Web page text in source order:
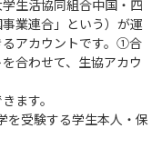
生活協同組合中国・四
業連合」という）が運
アカウントです。①合
合わせて、生協アカウ
ます。
受験する学生本人・保